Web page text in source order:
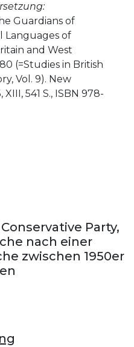
Guardians of
Languages of
and West
(=Studies in British
Vol. 9). New
541 S., ISBN 978-
Party,
nach einer
zwischen 1950er